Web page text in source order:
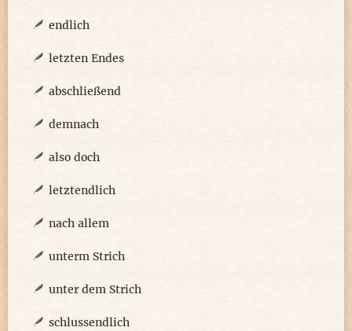
endlich
letzten Endes
abschließend
demnach
also doch
letztendlich
nach allem
unterm Strich
unter dem Strich
schlussendlich